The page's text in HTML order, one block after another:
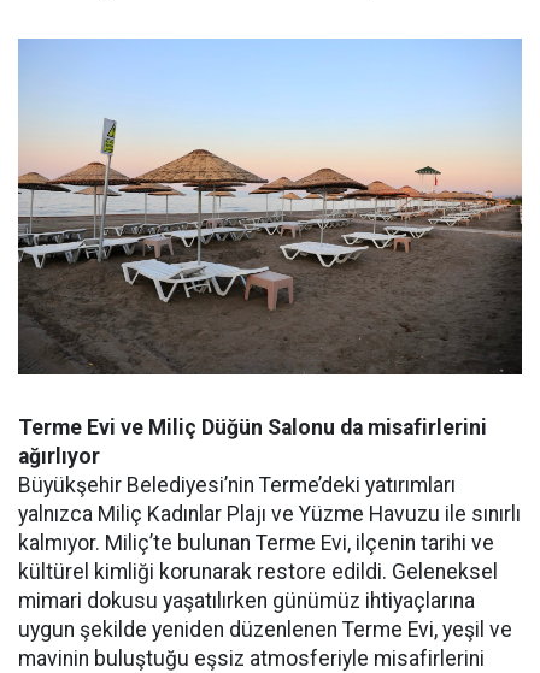
Terme Evi ve Miliç Düğün Salonu da misafirlerini
ağırlıyor
Büyükşehir Belediyesi’nin Terme’deki yatırımları
yalnızca Miliç Kadınlar Plajı ve Yüzme Havuzu ile sınırlı
kalmıyor. Miliç’te bulunan Terme Evi, ilçenin tarihi ve
kültürel kimliği korunarak restore edildi. Geleneksel
mimari dokusu yaşatılırken günümüz ihtiyaçlarına
uygun şekilde yeniden düzenlenen Terme Evi, yeşil ve
mavinin buluştuğu eşsiz atmosferiyle misafirlerini